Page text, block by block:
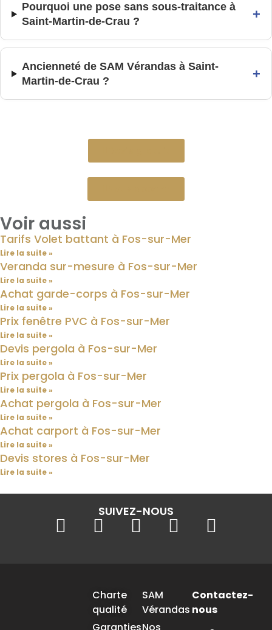
Pourquoi une pose sans sous-traitance à
Saint-Martin-de-Crau ?
+
Ancienneté de SAM Vérandas à Saint-
Martin-de-Crau ?
+
Voir aussi
Tarifs Volet battant à Fos-sur-Mer
Lire la suite »
Veranda sur-mesure à Fos-sur-Mer
Lire la suite »
Achat garde-corps à Fos-sur-Mer
Lire la suite »
Prix fenêtre PVC à Fos-sur-Mer
Lire la suite »
Devis pergola à Fos-sur-Mer
Lire la suite »
Prix pergola à Fos-sur-Mer
Lire la suite »
Achat pergola à Fos-sur-Mer
Lire la suite »
Achat carport à Fos-sur-Mer
Lire la suite »
Devis stores à Fos-sur-Mer
Lire la suite »
SUIVEZ-NOUS
Charte
qualité
SAM
Vérandas
Contactez-
nous